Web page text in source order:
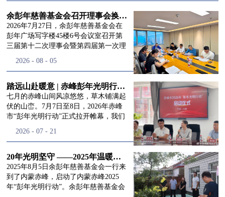
余彭年慈善基金会召开理事会换届会议
2026年7月27日，余彭年慈善基金会在
彭年广场写字楼45楼6号会议室召开第
三届第十二次理事会暨第四届第一次理
徐滨先生；副理事长兼秘书长彭志兵先
生、李玲辉先生、郭启兴先生及梅鑫先
生，现场列席人员:监事孙海跃先生，联
合党支部书记曾层同志。本次会议由理
事长徐滨主持，会议出席人数超过理事
换届会议严格按照基金会章程规定流程
同回顾了基金会过往任期内在助学兴
教、医疗救助、公益事业普惠等多个领
域深耕耕耘的公益历程，充分肯定了第
三届理事会全体成员多年来接续付出的
2026 - 08 - 05
踏远山赴暖意 | 赤峰彭年光明行动启程，入户回访接住乡亲眼底的光亮
七月的赤峰山间风凉悠悠，草木铺满起
伏的山峦。7月7日至8日，2026年赤峰
市“彭年光明行动”正式拉开帷幕，我们
土地，赴一场延续了二十一年的光明之
残联唐婷婷理事长到场参与本次启动活
动，由衷肯定了基金会坚持二十一年深
耕光明帮扶的坚守，也向长久奔走推进
项目的我们表达了谢意。二十一年时光
2026 - 07 - 21
20年光明坚守 ——2025年温暖启程“彭年光明行动”内蒙赤峰
2025年8月5日余彭年慈善基金会一行来
到了内蒙赤峰，启动了内蒙赤峰2025
年“彭年光明行动”。余彭年慈善基金会
们的行
动
道>>